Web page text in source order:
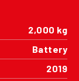
2,000 kg
Battery
2019